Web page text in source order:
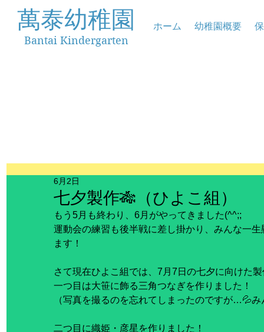
萬泰幼稚園
Bantai Kindergarten
ホーム 幼稚園概要
七夕製作🎋（ひよこ組）
6月2日
もう5月も終わり、6月がやってきました(^^;;
運動会の練習も後半戦に差し掛かり、みんな一
ます！
さて現在ひよこ組では、7月7日の七夕に向けた
一つ目は大笹に飾る三角つなぎを作りました！
（写真を撮るのを忘れてしまったのですが…💦
二つ目に織姫・彦星を作りました！